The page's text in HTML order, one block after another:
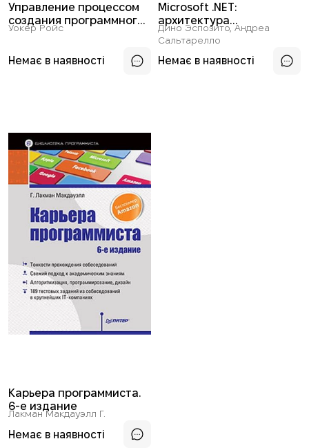
Управление процессом
создания программного
обеспечения
Уокер Ройс
Немає в наявності
Microsoft .NET:
архитектура
корпоративных
приложений
Дино Эспозито, Андреа
Сальтарелло
Немає в наявності
Карьера программиста.
6-е издание
Лакман Макдауэлл Г.
Немає в наявності